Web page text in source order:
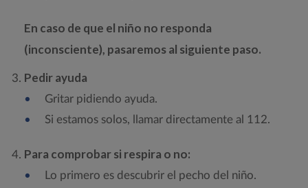
En caso de que el niño no responda
(inconsciente), pasaremos al siguiente paso.
Pedir ayuda
Gritar pidiendo ayuda.
Si estamos solos, llamar directamente al 112.
Para comprobar si respira o no:
Lo primero es descubrir el pecho del niño.